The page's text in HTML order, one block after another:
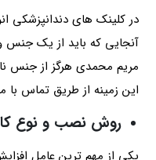
در کلینک های دندانپزشکی
آنجایی که باید از یک جنس و
مریم محمدی هرگز از جنس
این زمینه از طریق تماس با
روش نصب و نوع
یکی از مهم ترین عامل